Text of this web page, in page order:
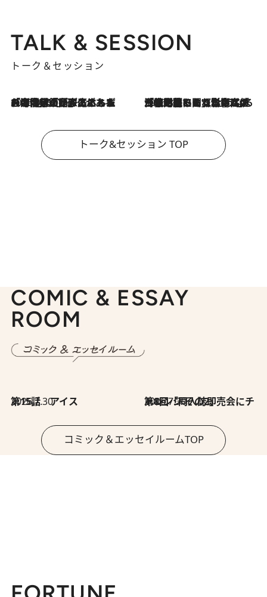
TALK & SESSION
トーク＆セッション
2026.8.3
「今後値上げがあるとすれば…」「リスクがあるのは今年の冬」エネルギー専門家が語る、ホルムズ海峡封鎖が家庭にもたらす“ある心配” 2026.8.3
「住宅建てられない…」「サーチャージ料の高値が続いている」ホルムズ海峡封鎖による影響はいつまで続く？《エネルギー専門家に聞く“どうなる日本の暮らし”》
トーク&セッション TOP
COMIC & ESSAY
ROOM
2026.7.30
第15話 アイス 2026.7.30
第8回「同人誌即売会にチャレンジ その2」
コミック＆エッセイルームTOP